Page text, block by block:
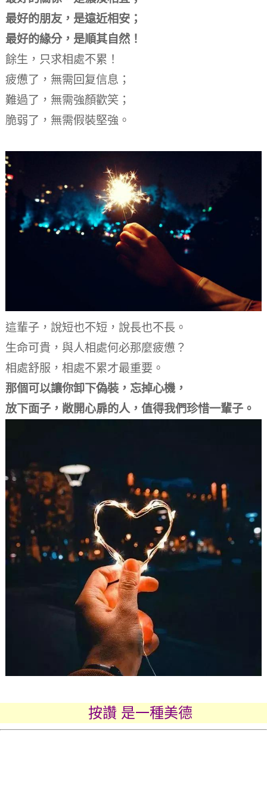
最好的朋友，是遠近相安；
最好的緣分，是順其自然！
餘生，只求相處不累！
疲憊了，無需回复信息；
難過了，無需強顏歡笑；
脆弱了，無需假裝堅強。
這輩子，說短也不短，說長也不長。
生命可貴， 與人相處何必那麼疲憊？
相處舒服，相處不累才最重要。
那個可以讓你卸下偽裝，忘掉心機，
放下面子，敞開心扉的人， 值得我們珍惜一輩子。
按讚 是一種美德